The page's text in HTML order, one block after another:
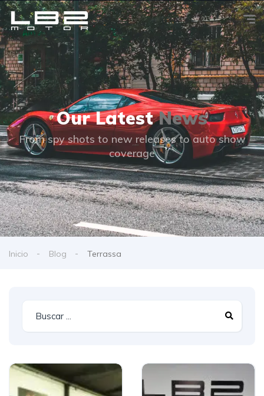
Our LatestNews
From spy shots to new releases to auto show
coverage
Inicio Blog Terrassa